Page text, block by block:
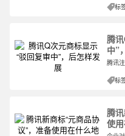
标
腾
中”
标
腾
使用